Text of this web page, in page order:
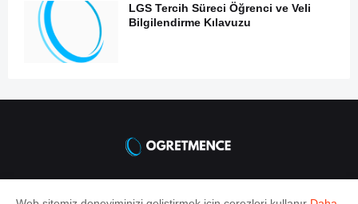
LGS Tercih Süreci Öğrenci ve Veli
Bilgilendirme Kılavuzu